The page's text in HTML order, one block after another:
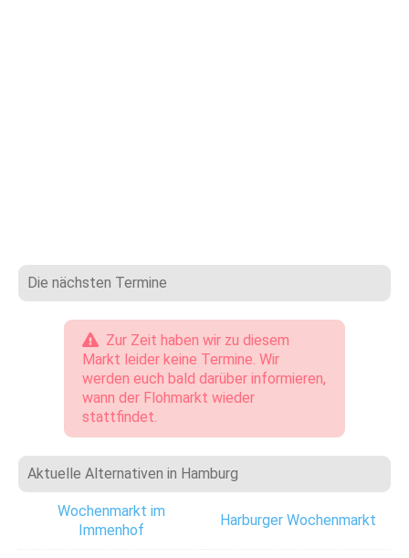
Die nächsten Termine
Zur Zeit haben wir zu diesem
Markt leider keine Termine. Wir
werden euch bald darüber informieren,
wann der Flohmarkt wieder
stattfindet.
Aktuelle Alternativen in Hamburg
Wochenmarkt im
Immenhof
Harburger Wochenmarkt